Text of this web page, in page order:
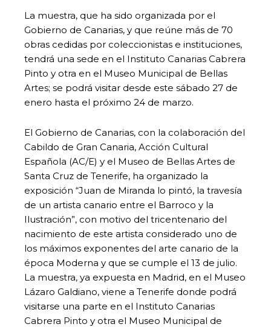
La muestra, que ha sido organizada por el
Gobierno de Canarias, y que reúne más de 70
obras cedidas por coleccionistas e instituciones,
tendrá una sede en el Instituto Canarias Cabrera
Pinto y otra en el Museo Municipal de Bellas
Artes; se podrá visitar desde este sábado 27 de
enero hasta el próximo 24 de marzo.
El Gobierno de Canarias, con la colaboración del
Cabildo de Gran Canaria, Acción Cultural
Española (AC/E) y el Museo de Bellas Artes de
Santa Cruz de Tenerife, ha organizado la
exposición “Juan de Miranda lo pintó, la travesía
de un artista canario entre el Barroco y la
Ilustración”, con motivo del tricentenario del
nacimiento de este artista considerado uno de
los máximos exponentes del arte canario de la
época Moderna y que se cumple el 13 de julio.
La muestra, ya expuesta en Madrid, en el Museo
Lázaro Galdiano, viene a Tenerife donde podrá
visitarse una parte en el Instituto Canarias
Cabrera Pinto y otra el Museo Municipal de